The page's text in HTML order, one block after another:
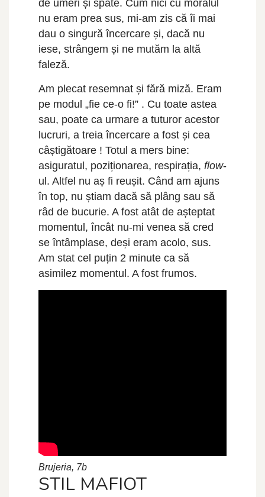
de umeri și spate. Cum nici cu moralul
nu eram prea sus, mi-am zis că îi mai
dau o singură încercare și, dacă nu
iese, strângem și ne mutăm la altă
faleză.
Am plecat resemnat și fără miză. Eram
pe modul „fie ce-o fi!” . Cu toate astea
sau, poate ca urmare a tuturor acestor
lucruri, a treia încercare a fost și cea
câștigătoare ! Totul a mers bine:
asiguratul, poziționarea, respirația, flow-
ul. Altfel nu aș fi reușit. Când am ajuns
în top, nu știam dacă să plâng sau să
râd de bucurie. A fost atât de așteptat
momentul, încât nu-mi venea să cred
se întâmplase, deși eram acolo, sus.
Am stat cel puțin 2 minute ca să
asimilez momentul. A fost frumos.
Brujeria, 7b
STIL MAFIOT